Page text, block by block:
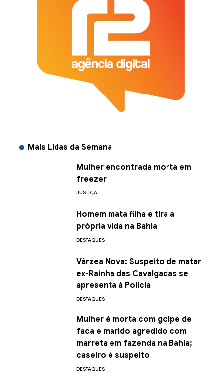
Mais Lidas da Semana
Mulher encontrada morta em
freezer
JUSTIÇA
Homem mata filha e tira a
própria vida na Bahia
DESTAQUES
Várzea Nova: Suspeito de matar
ex-Rainha das Cavalgadas se
apresenta à Polícia
DESTAQUES
Mulher é morta com golpe de
faca e marido agredido com
marreta em fazenda na Bahia;
caseiro é suspeito
DESTAQUES